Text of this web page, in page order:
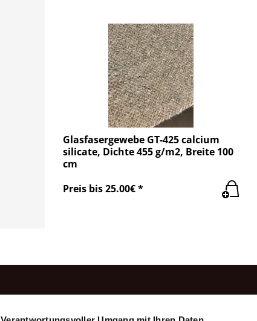
Glasfasergewebe GT-425 calcium
silicate, Dichte 455 g/m2, Breite 100
cm
Preis bis 25.00€ *